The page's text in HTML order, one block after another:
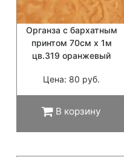
Органза с бархатным
принтом 70см х 1м
цв.319 оранжевый
Цена: 80 руб.
В корзину